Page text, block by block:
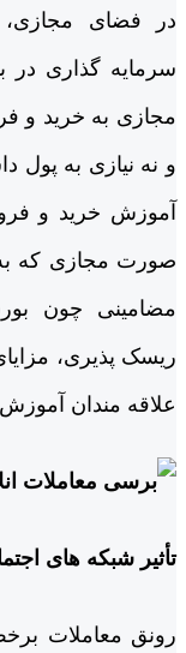
در فضای مجازی،
سرمایه گذاری در
مجازی به خرید و
و نه نیازی به پول
آموزش خرید و
صورت مجازی که
مضامینی چون
ریسک پذیری،
علاقه مندان
تأثیر شبکه های
رونق معاملات